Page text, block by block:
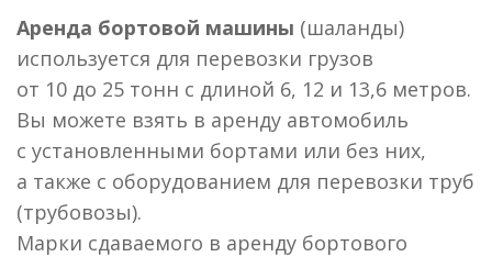
Аренда бортовой машины (шаланды)
используется для перевозки грузов
от 10 до 25 тонн с длиной 6, 12 и 13,6 метров.
Вы можете взять в аренду автомобиль
с установленными бортами или без них,
а также c оборудованием для перевозки труб
(трубовозы).
Марки сдаваемого в аренду бортового